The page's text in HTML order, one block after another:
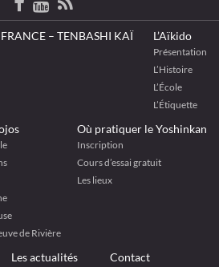
– TENBASHI KAÏ L’Aïkido
Présentation
L’Histoire
L’École
L’Étiquette
de Rivière
Où pratiquer le Yoshinkan
Inscription
Cours d’essai gratuit
Les lieux
Les actualités Contact